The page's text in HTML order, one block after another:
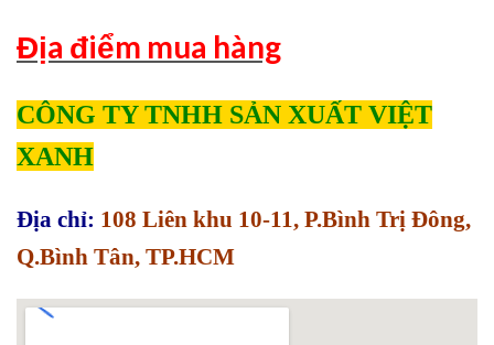
Địa điểm mua hàng
CÔNG TY TNHH SẢN XUẤT VIỆT
XANH
Địa chỉ: 108 Liên khu 10-11, P.Bình Trị Đông,
Q.Bình Tân, TP.HCM